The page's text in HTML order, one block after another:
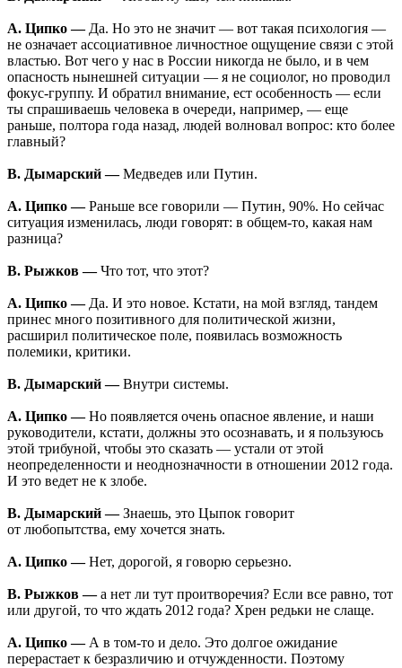
А. Ципко —Да. Но это не значит — вот такая психология —
не означает ассоциативное личностное ощущение связи с этой
властью. Вот чего у нас в России никогда не было, и в чем
опасность нынешней ситуации — я не социолог, но проводил
фокус-группу. И обратил внимание, ест особенность — если
ты спрашиваешь человека в очереди, например, — еще
раньше, полтора года назад, людей волновал вопрос: кто более
главный?
В. Дымарский —Медведев или Путин.
А. Ципко —Раньше все говорили — Путин, 90%. Но сейчас
ситуация изменилась, люди говорят: в общем-то, какая нам
разница?
В. Рыжков —Что тот, что этот?
А. Ципко —Да. И это новое. Кстати, на мой взгляд, тандем
принес много позитивного для политической жизни,
расширил политическое поле, появилась возможность
полемики, критики.
В. Дымарский —Внутри системы.
А. Ципко —Но появляется очень опасное явление, и наши
руководители, кстати, должны это осознавать, и я пользуюсь
этой трибуной, чтобы это сказать — устали от этой
неопределенности и неоднозначности в отношении 2012 года.
И это ведет не к злобе.
В. Дымарский —Знаешь, это Цыпок говорит
от любопытства, ему хочется знать.
А. Ципко —Нет, дорогой, я говорю серьезно.
В. Рыжков —а нет ли тут проитворечия? Если все равно, тот
или другой, то что ждать 2012 года? Хрен редьки не слаще.
А. Ципко —А в том-то и дело. Это долгое ожидание
перерастает к безразличию и отчужденности. Поэтому